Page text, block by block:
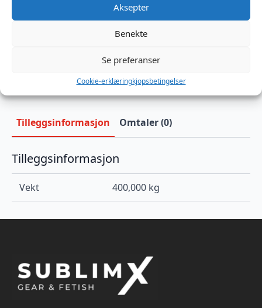
Aksepter
Benekte
Se preferanser
Cookie-erklæringkjopsbetingelser
Vaginal Legg I Handlekurv
Sexleketøy,Vagina
Tilleggsinformasjon Omtaler (0)
Tilleggsinformasjon
Vekt 400,000 kg